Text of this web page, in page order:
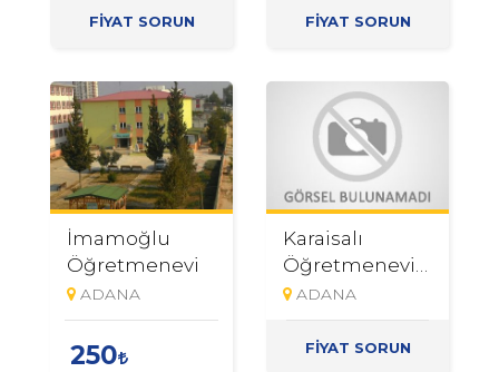
FİYAT SORUN FİYAT SORUN
İmamoğlu
Öğretmenevi
ADANA
250
Karaisalı
Öğretmenevi
[KAPALI]
ADANA
FİYAT SORUN